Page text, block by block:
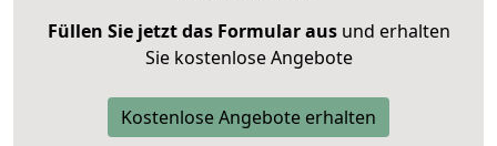
Füllen Sie jetzt das Formular ausund erhalten
Sie kostenlose Angebote
Kostenlose Angebote erhalten